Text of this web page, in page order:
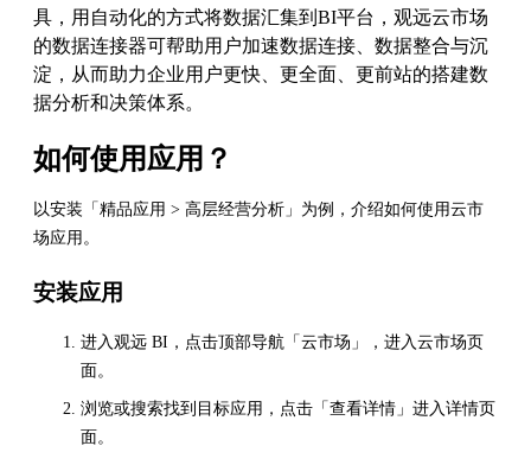
具，用自动化的方式将数据汇集到BI平台，观远云市场
的数据连接器可帮助用户加速数据连接、数据整合与沉
淀，从而助力企业用户更快、更全面、更前站的搭建数
据分析和决策体系。
如何使用应用？
以安装「精品应用 > 高层经营分析」为例，介绍如何使用云市
场应用。
安装应用
进入观远 BI，点击顶部导航「云市场」，进入云市场页
面。
浏览或搜索找到目标应用，点击「查看详情」进入详情页
面。